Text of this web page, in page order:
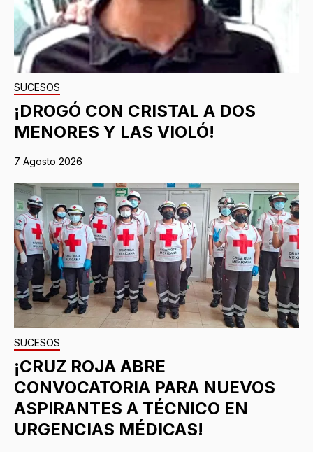
SUCESOS
¡DROGÓ CON CRISTAL A DOS
MENORES Y LAS VIOLÓ!
7 Agosto 2026
SUCESOS
¡CRUZ ROJA ABRE
CONVOCATORIA PARA NUEVOS
ASPIRANTES A TÉCNICO EN
URGENCIAS MÉDICAS!